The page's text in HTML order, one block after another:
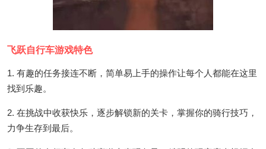
飞跃自行车游戏特色
1. 有趣的任务接连不断，简单易上手的操作让每个人都能在这里
找到乐趣。
2. 在挑战中收获快乐，逐步解锁新的关卡，掌握你的骑行技巧，
力争生存到最后。